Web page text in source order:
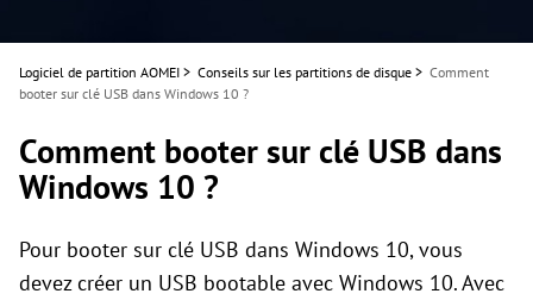
Logiciel de partition AOMEI > Conseils sur les partitions de disque > Comment
booter sur clé USB dans Windows 10 ?
Comment booter sur clé USB dans
Windows 10 ?
Pour booter sur clé USB dans Windows 10, vous
devez créer un USB bootable avec Windows 10. Avec